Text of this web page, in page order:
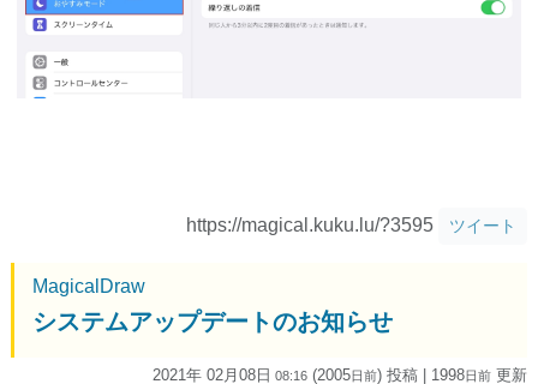
https://magical.kuku.lu/?3595 ツイート
MagicalDraw
システムアップデートのお知らせ
2021年 02月08日 08:16 (2005日前) 投稿 | 1998日前 更新